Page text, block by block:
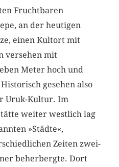
Fruchtbaren
an der heutigen
einen Kultort mit
versehen mit
Meter hoch und
gesehen also
Uruk-Kultur. Im
weiter westlich lag
»Städte«,
Zeiten zwei-
beherbergte. Dort